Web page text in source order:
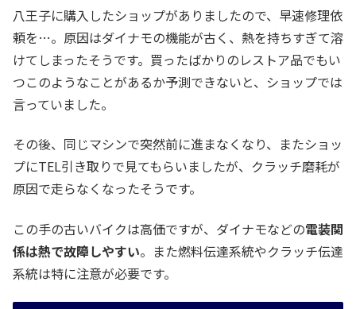
八王子に購入したショップがありましたので、早速修理依
頼を…。原因はダイナモの機能が古く、熱を持ちすぎて溶
けてしまったそうです。買ったばかりのレストア品でもい
つこのようなことがあるか予測できないと、ショップでは
言っていました。
その後、同じマシンで突然前に進まなくなり、またショッ
プにTEL引き取りで見てもらいましたが、クラッチ磨耗が
原因で走らなくなったそうです。
この手の古いバイクは高価ですが、ダイナモなどの電装関
係は熱で故障しやすい。また燃料伝達系統やクラッチ伝達
系統は特に注意が必要です。